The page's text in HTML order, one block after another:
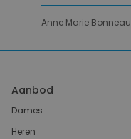
Anne Marie Bonneau
Aanbod
Dames
Heren